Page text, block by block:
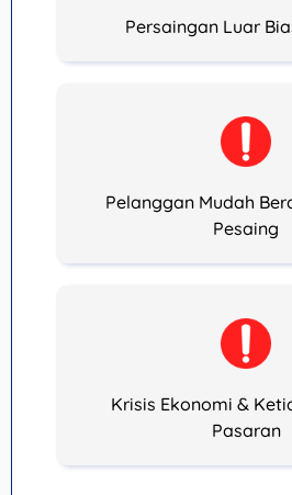
Persaingan Luar
Pelanggan Mudah
Pesaing
Krisis Ekonomi &
Pasaran